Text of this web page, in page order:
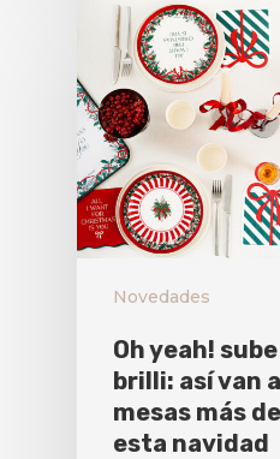
Novedades
Oh yeah!
brilli: así van
mesas más
esta navidad